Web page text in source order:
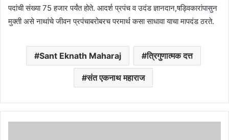
पदांची संख्या 75 हजार पर्यंत होते. आदर्श प्रपंच व उदंड ज्ञानदान,षड्विकारांपासुन
मुक्ती असे नाथांचे जीवन प्रपंचाबरोबरच परमार्थ कसा साधावा याचा मापदंड ठरते.
Sant Eknath Maharaj त्रिगुणात्मक दत्त
संत एकनाथ महाराज